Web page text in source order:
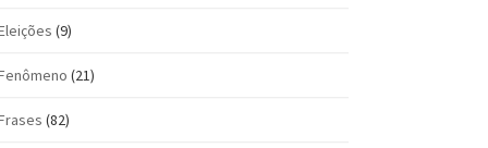
(9)
(21)
(82)